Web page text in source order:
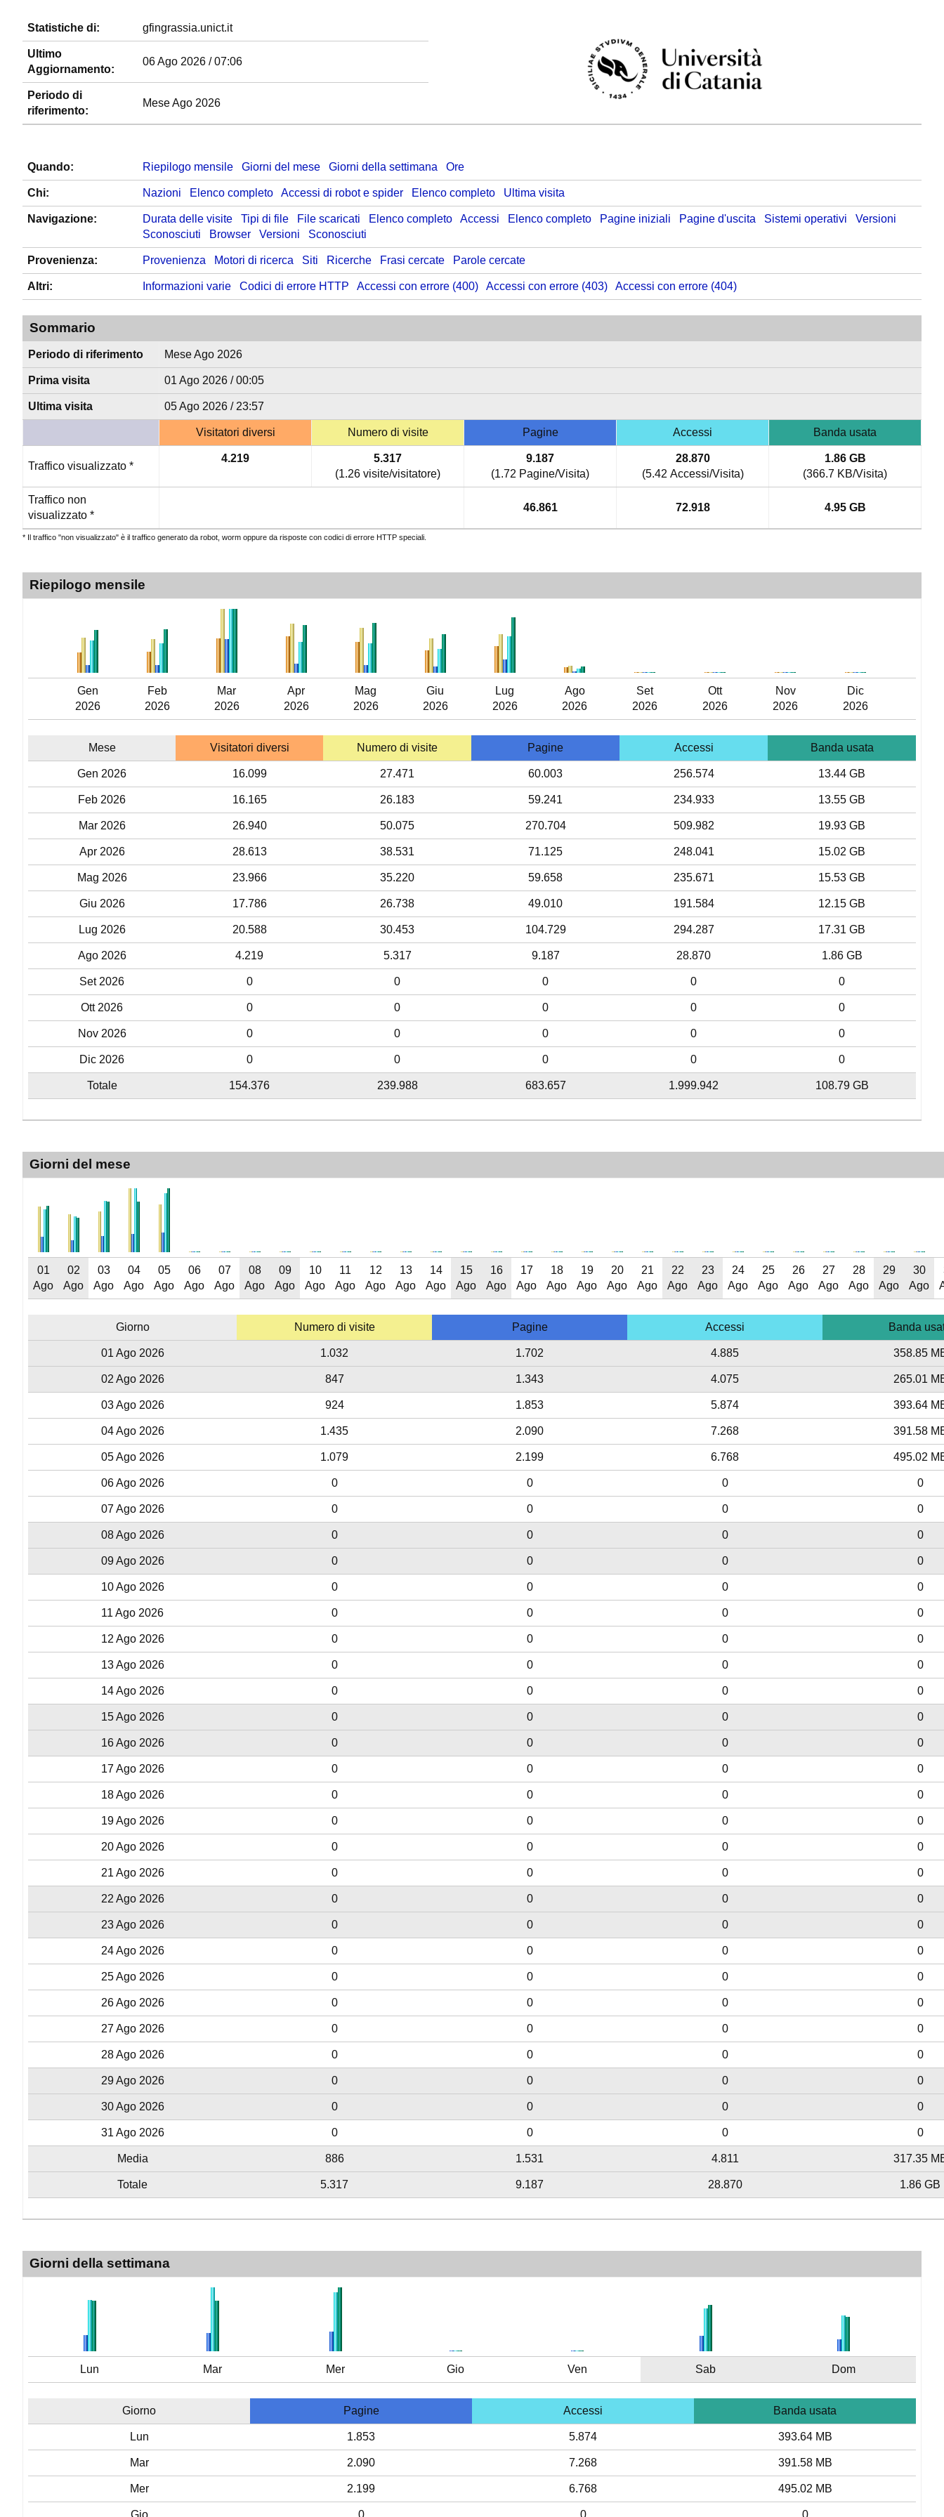
Statistiche di: gfingrassia.unict.it
Ultimo
Aggiornamento:
06 Ago 2026 / 07:06
Periodo di
riferimento:
Mese Ago 2026
Quando: Riepilogo mensile Giorni del mese Giorni della settimana Ore
Chi: Nazioni Elenco completo Accessi di robot e spider Elenco completo Ultima visita
Navigazione: Durata delle visite Tipi di file File scaricati Elenco completo Accessi Elenco completo Pagine iniziali Pagine d'uscita Sistemi operativi
Versioni
Sconosciuti
Browser Versioni Sconosciuti
Provenienza: Provenienza Motori di ricerca Siti Ricerche Frasi cercate Parole cercate
Altri: Informazioni varie Codici di errore HTTP Accessi con errore (400) Accessi con errore (403) Accessi con errore (404)
Sommario
Periodo di riferimento Mese Ago 2026
Prima visita 01 Ago 2026 / 00:05
Ultima visita 05 Ago 2026 / 23:57
Visitatori diversi Numero di visite Pagine Accessi Banda usata
Traffico visualizzato *
4.219
5.317
(1.26 visite/visitatore)
9.187
(1.72 Pagine/Visita)
28.870
(5.42 Accessi/Visita)
1.86 GB
(366.7 KB/Visita)
Traffico non
visualizzato *
46.861 72.918 4.95 GB
* Il traffico "non visualizzato" è il traffico generato da robot, worm oppure da risposte con codici di errore HTTP speciali.
Riepilogo mensile
Gen
2026
Feb
2026
Mar
2026
Apr
2026
Mag
2026
Giu
2026
Lug
2026
Ago
2026
Set
2026
Ott
2026
Nov
2026
Dic
2026
Mese Visitatori diversi Numero di visite Pagine Accessi Banda usata
Gen 2026 16.099 27.471 60.003 256.574 13.44 GB
Feb 2026 16.165 26.183 59.241 234.933 13.55 GB
Mar 2026 26.940 50.075 270.704 509.982 19.93 GB
Apr 2026 28.613 38.531 71.125 248.041 15.02 GB
Mag 2026 23.966 35.220 59.658 235.671 15.53 GB
Giu 2026 17.786 26.738 49.010 191.584 12.15 GB
Lug 2026 20.588 30.453 104.729 294.287 17.31 GB
Ago 2026 4.219 5.317 9.187 28.870 1.86 GB
Set 2026 0 0 0 0 0
Ott 2026 0 0 0 0 0
Nov 2026 0 0 0 0 0
Dic 2026 0 0 0 0 0
Totale 154.376 239.988 683.657 1.999.942 108.79 GB
Giorni del mese
01
Ago
02
Ago
03
Ago
04
Ago
05
Ago
06
Ago
07
Ago
08
Ago
09
Ago
10
Ago
11
Ago
12
Ago
13
Ago
14
Ago
15
Ago
16
Ago
17
Ago
18
Ago
19
Ago
20
Ago
21
Ago
22
Ago
23
Ago
24
Ago
25
Ago
26
Ago
27
Ago
28
Ago
29
Ago
30
Ago
Giorno Numero di visite Pagine Accessi Banda
01 Ago 2026 1.032 1.702 4.885 358.85
02 Ago 2026 847 1.343 4.075 265.01
03 Ago 2026 924 1.853 5.874 393.64
04 Ago 2026 1.435 2.090 7.268 391.58
05 Ago 2026 1.079 2.199 6.768 495.02
06 Ago 2026 0 0 0 0
07 Ago 2026 0 0 0 0
08 Ago 2026 0 0 0 0
09 Ago 2026 0 0 0 0
10 Ago 2026 0 0 0 0
11 Ago 2026 0 0 0 0
12 Ago 2026 0 0 0 0
13 Ago 2026 0 0 0 0
14 Ago 2026 0 0 0 0
15 Ago 2026 0 0 0 0
16 Ago 2026 0 0 0 0
17 Ago 2026 0 0 0 0
18 Ago 2026 0 0 0 0
19 Ago 2026 0 0 0 0
20 Ago 2026 0 0 0 0
21 Ago 2026 0 0 0 0
22 Ago 2026 0 0 0 0
23 Ago 2026 0 0 0 0
24 Ago 2026 0 0 0 0
25 Ago 2026 0 0 0 0
26 Ago 2026 0 0 0 0
27 Ago 2026 0 0 0 0
28 Ago 2026 0 0 0 0
29 Ago 2026 0 0 0 0
30 Ago 2026 0 0 0 0
31 Ago 2026 0 0 0 0
Media 886 1.531 4.811 317.35
Totale 5.317 9.187 28.870 1.86 GB
Giorni della settimana
Lun Mar Mer Gio Ven Sab Dom
Giorno Pagine Accessi Banda usata
Lun 1.853 5.874 393.64 MB
Mar 2.090 7.268 391.58 MB
Mer 2.199 6.768 495.02 MB
Gio 0 0 0